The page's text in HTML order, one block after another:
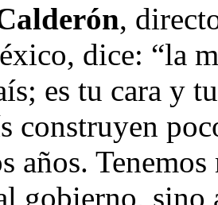
,
dice: “la
es tu cara y
construyen
años.
gobierno, sino